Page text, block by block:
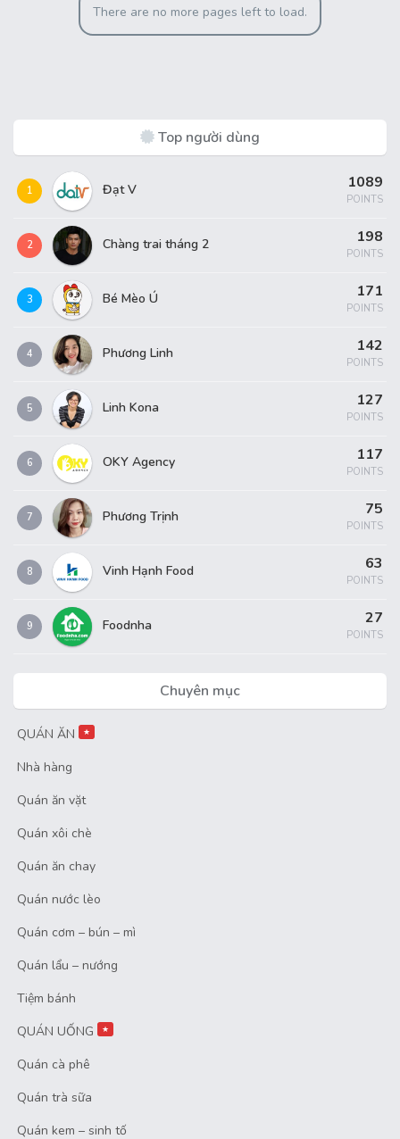
There are no more pages left to load.
Top người dùng
1 Đạt V 1089
POINTS
2 Chàng trai tháng 2 198
POINTS
3 Bé Mèo Ú 171
POINTS
4 Phương Linh 142
POINTS
5 Linh Kona 127
POINTS
6 OKY Agency 117
POINTS
7 Phương Trịnh 75
POINTS
8 Vinh Hạnh Food 63
POINTS
9 Foodnha 27
POINTS
Chuyên mục
QUÁN ĂN ★
Nhà hàng
Quán ăn vặt
Quán xôi chè
Quán ăn chay
Quán nước lèo
Quán cơm – bún – mì
Quán lẩu – nướng
Tiệm bánh
QUÁN UỐNG
★
Quán cà phê
Quán trà sữa
Quán kem – sinh tố